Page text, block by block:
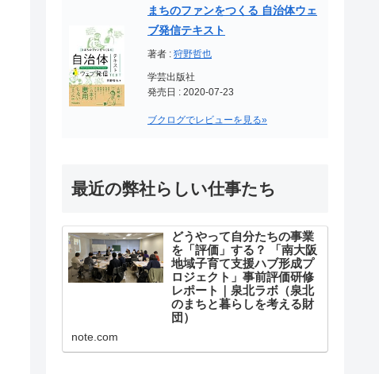
まちのファンをつくる 自治体ウェ
ブ発信テキスト
著者 : 狩野哲也
学芸出版社
発売日 : 2020-07-23
ブクログでレビューを見る»
最近の弊社らしい仕事たち
どうやって自分たちの事業
を「評価」する？ 「南大阪
地域子育て支援ハブ形成プ
ロジェクト」事前評価研修
レポート｜泉北ラボ（泉北
のまちと暮らしを考える財
団）
らの事業が社会にどのようなイン
note.com